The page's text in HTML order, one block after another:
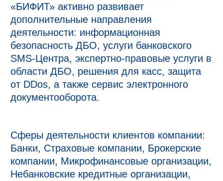
«БИФИТ» активно развивает
дополнительные направления
деятельности: информационная
безопасность ДБО, услуги банковского
SMS-Центра, экспертно-правовые услуги в
области ДБО, решения для касс, защита
от DDos, а также сервис электронного
документооборота.
Сферы деятельности клиентов компании:
Банки, Страховые компании, Брокерские
компании, Микрофинансовые организации,
Небанковские кредитные организации,